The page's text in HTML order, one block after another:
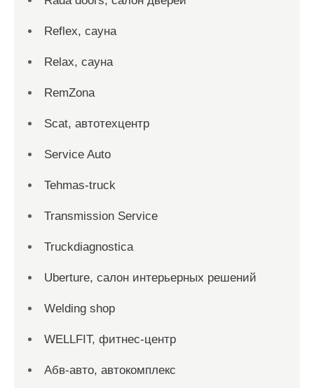
Reflex, сауна
Relax, сауна
RemZona
Scat, автотехцентр
Service Auto
Tehmas-truck
Transmission Service
Truckdiagnostica
Uberture, салон интерьерных решений
Welding shop
WELLFIT, фитнес-центр
Абв-авто, автокомплекс